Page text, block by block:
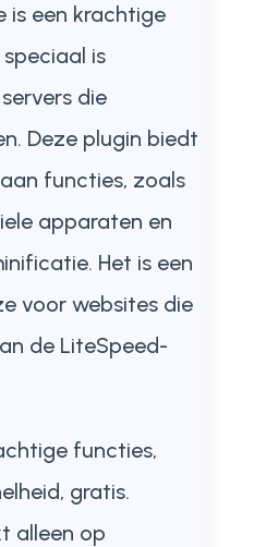
is een krachtige
is
die
Deze plugin biedt
functies, zoals
apparaten en
Het is een
voor websites die
de LiteSpeed-
functies,
gratis.
alleen op